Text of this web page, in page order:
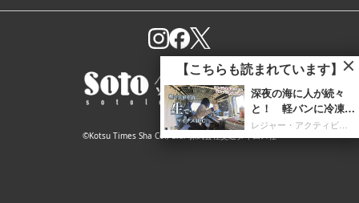
【こちらも読まれています】
深夜の海に人が続々
と！ 軽バンに冷凍庫
を携え「朝4時までホ
タルイカ掬い」の奮闘
©Kotsu Times Sha Co., Ltd. 株式会社交通タイムス社